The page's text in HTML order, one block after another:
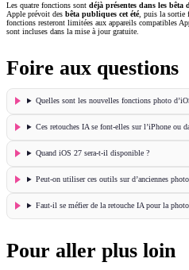
Les quatre fonctions sont déjà présentes dans les bêta
Apple prévoit des bêta publiques cet été, puis la sortie
fonctions resteront limitées aux appareils compatibles
sont incluses dans la mise à jour gratuite.
Foire aux questions
Quelles sont les nouvelles fonctions photo
Ces retouches IA se font-elles sur l’iPhone ou
Quand iOS 27 sera-t-il disponible ?
Peut-on utiliser ces outils sur d’anciennes
Faut-il se méfier de la retouche IA pour la photo
Pour aller plus loin